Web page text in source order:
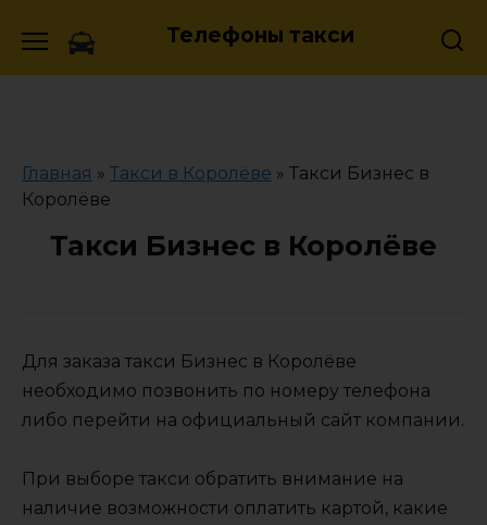
Телефоны такси
Главная » Такси в Королёве » Такси Бизнес в
Королёве
Такси Бизнес в Королёве
Для заказа такси Бизнес в Королёве
необходимо позвонить по номеру телефона
либо перейти на официальный сайт компании.
При выборе такси обратить внимание на
наличие возможности оплатить картой, какие